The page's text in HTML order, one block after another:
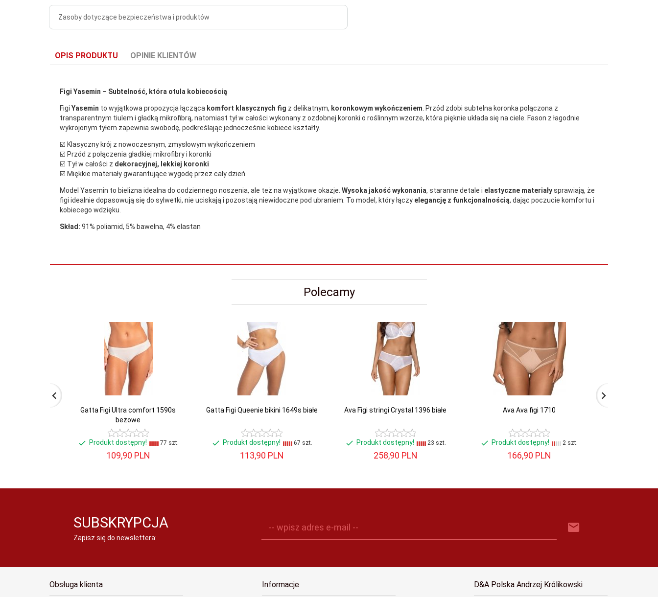
Zasoby dotyczące bezpieczeństwa i produktów
OPIS PRODUKTU OPINIE KLIENTÓW
Figi Yasemin – Subtelność, która otula kobiecością
Figi Yasemin to wyjątkowa propozycja łącząca komfort klasycznych fig z delikatnym, koronkowym wykończeniem . Przód zdobi subtelna koronka połączona z
transparentnym tiulem i gładką mikrofibrą, natomiast tył w całości wykonany z ozdobnej koronki o roślinnym wzorze, która pięknie układa się na ciele. Fason z łagodnie
wykrojonym tyłem zapewnia swobodę, podkreślając jednocześnie kobiece kształty.
☑️ Klasyczny krój z nowoczesnym, zmysłowym wykończeniem
☑️ Przód z połączenia gładkiej mikrofibry i koronki
☑️ Tył w całości z dekoracyjnej, lekkiej koronki
☑️ Miękkie materiały gwarantujące wygodę przez cały dzień
Model Yasemin to bielizna idealna do codziennego noszenia, ale też na wyjątkowe okazje. Wysoka jakość wykonania, staranne detale i elastyczne materiałysprawiają, że
figi idealnie dopasowują się do sylwetki, nie uciskają i pozostają niewidoczne pod ubraniem. To model, który łączy elegancję z funkcjonalnością, dając poczucie komfortu i
kobiecego wdzięku.
Skład: 91% poliamid, 5% bawełna, 4% elastan
Polecamy
Gatta Figi Ultra comfort 1590s
beżowe
Produkt dostępny! 77 szt.
109,90 PLN
Gatta Figi Queenie bikini 1649s białe
Produkt dostępny! 67 szt.
113,90 PLN
Ava Figi stringi Crystal 1396 białe
Produkt dostępny! 23 szt.
258,90 PLN
Ava Ava figi 1710
Produkt dostępny! 2 szt.
166,90 PLN
SUBSKRYPCJA
Zapisz się do newslettera:
-- wpisz adres e-mail --
Obsługa klienta Informacje D&A Polska Andrzej Królikowski